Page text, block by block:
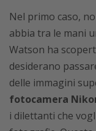
Nel primo caso,
abbia tra le mani
Watson ha
desiderano
delle immagini
fotocamera
i dilettanti che